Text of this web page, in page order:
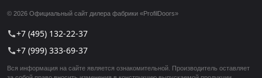
© 2026 Официальный сайт дилера фабрики «ProfilDoors»
call+7 (495) 132-22-37
call+7 (999) 333-69-37
Вся информация на сайте является ознакомительной. Производитель оставляет